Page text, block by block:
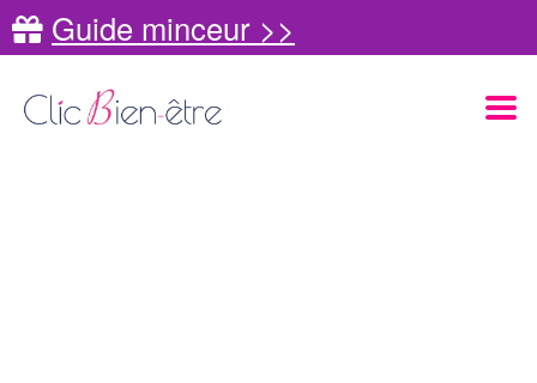
Guide minceur >>